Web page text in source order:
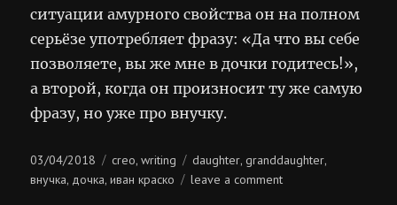
ситуации амурного свойства он на полном
серьёзе употребляет фразу: «Да что вы себе
позволяете, вы же мне в дочки годитесь!»,
а второй, когда он произносит ту же самую
фразу, но уже про внучку.
Posted
on
03/04/2018 Categories
creo,writing Tags
daughter,granddaughter,
внучка, дочка,иван краско leave a commenton